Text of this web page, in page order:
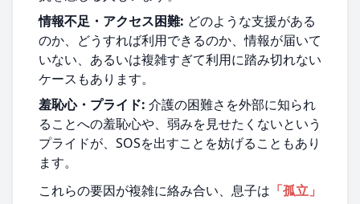
情報不足・アクセス困難: どのような支援がある
のか、どうすれば利用できるのか、情報が届いて
いない、あるいは複雑すぎて利用に踏み切れない
ケースもあります。
羞恥心・プライド: 介護の困難さを外部に知られ
ることへの羞恥心や、弱みを見せたくないという
プライドが、SOSを出すことを妨げることもあり
ます。
これらの要因が複雑に絡み合い、息子は 「孤立」